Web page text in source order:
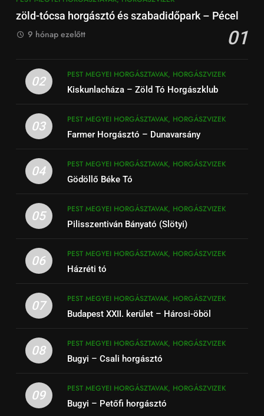
zöld-tócsa horgásztó és szabadidőpark – Pécel
01
9 hónap ezelőtt
02
PEST MEGYEI HORGÁSZTAVAK, HORGÁSZVIZEK
Kiskunlacháza – Zöld Tó Horgászklub
03
PEST MEGYEI HORGÁSZTAVAK, HORGÁSZVIZEK
Farmer Horgásztó – Dunavarsány
04
PEST MEGYEI HORGÁSZTAVAK, HORGÁSZVIZEK
Gödöllő Béke Tó
05
PEST MEGYEI HORGÁSZTAVAK, HORGÁSZVIZEK
Pilisszentiván Bányató (Slötyi)
06
PEST MEGYEI HORGÁSZTAVAK, HORGÁSZVIZEK
Házréti tó
07
PEST MEGYEI HORGÁSZTAVAK, HORGÁSZVIZEK
Budapest XXII. kerület – Hárosi-öböl
08
PEST MEGYEI HORGÁSZTAVAK, HORGÁSZVIZEK
Bugyi – Csali horgásztó
09
PEST MEGYEI HORGÁSZTAVAK, HORGÁSZVIZEK
Bugyi – Petőfi horgásztó